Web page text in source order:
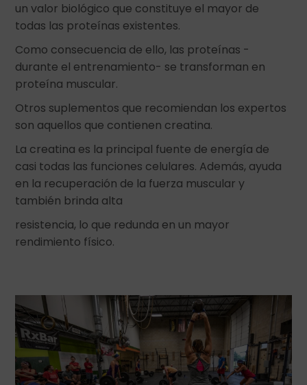
un valor biológico que constituye el mayor de
todas las proteínas existentes.
Como consecuencia de ello, las proteínas -
durante el entrenamiento- se transforman en
proteína muscular.
Otros suplementos que recomiendan los expertos
son aquellos que contienen creatina.
La creatina es la principal fuente de energía de
casi todas las funciones celulares. Además, ayuda
en la recuperación de la fuerza muscular y
también brinda alta
resistencia, lo que redunda en un mayor
rendimiento físico.